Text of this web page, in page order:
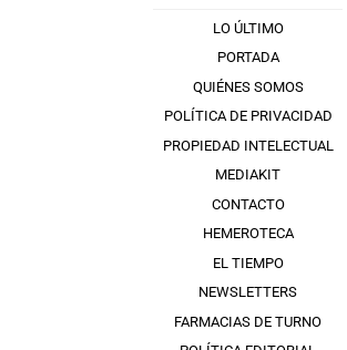
LO ÚLTIMO
PORTADA
QUIÉNES SOMOS
POLÍTICA DE PRIVACIDAD
PROPIEDAD INTELECTUAL
MEDIAKIT
CONTACTO
HEMEROTECA
EL TIEMPO
NEWSLETTERS
FARMACIAS DE TURNO